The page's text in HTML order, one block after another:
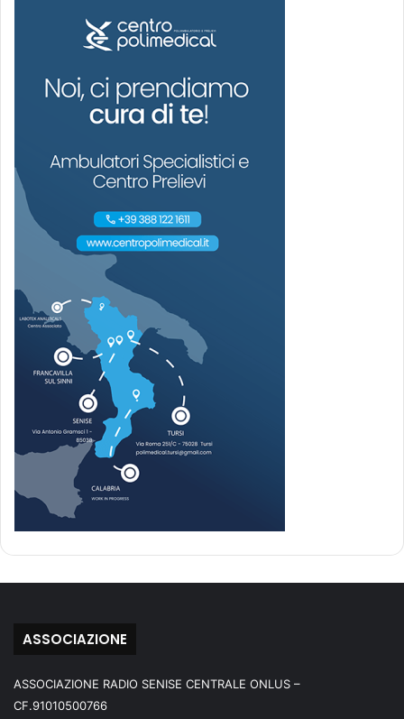
ASSOCIAZIONE
ASSOCIAZIONE RADIO SENISE CENTRALE ONLUS –
CF.91010500766